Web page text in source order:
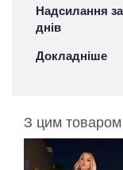
Надсилання
днів
Докладніше
З цим товаром